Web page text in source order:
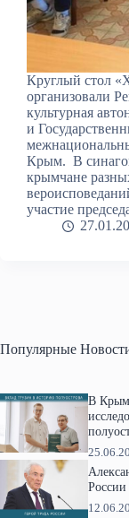
Круглый стол
организовали
культурная
и
Крым. В
крымчане
участие
Популярные
В
России